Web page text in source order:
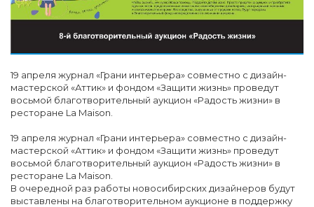
19 апреля журнал «Грани интерьера» совместно с дизайн-
мастерской «Аттик» и фондом «Защити жизнь» проведут
восьмой благотворительный аукцион «Радость жизни» в
ресторане La Maison.
19 апреля журнал «Грани интерьера» совместно с дизайн-
мастерской «Аттик» и фондом «Защити жизнь» проведут
восьмой благотворительный аукцион «Радость жизни» в
ресторане La Maison.
В очередной раз работы новосибирских дизайнеров будут
выставлены на благотворительном аукционе в поддержку